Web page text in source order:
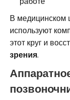
В медицинском
используют
этот круг и
зрения.